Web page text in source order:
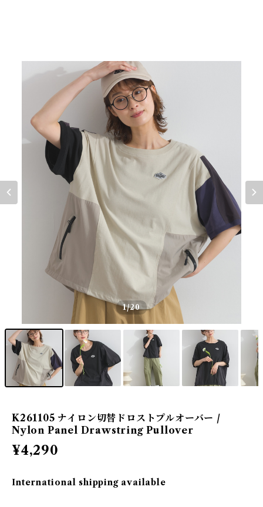
1/20
K261105 ナイロン切替ドロストプルオーバー /
Nylon Panel Drawstring Pullover
¥4,290
International shipping available